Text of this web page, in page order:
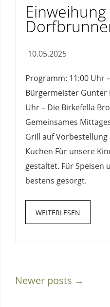
10.05.2025
Programm: 11:00 Uhr
Bürgermeister Gunter
Uhr – Die Birkefella
Gemeinsames
Grill auf Vorbestellung
Kuchen Für unsere
gestaltet. Für Speisen
bestens gesorgt.
WEITERLESEN
Newer posts →